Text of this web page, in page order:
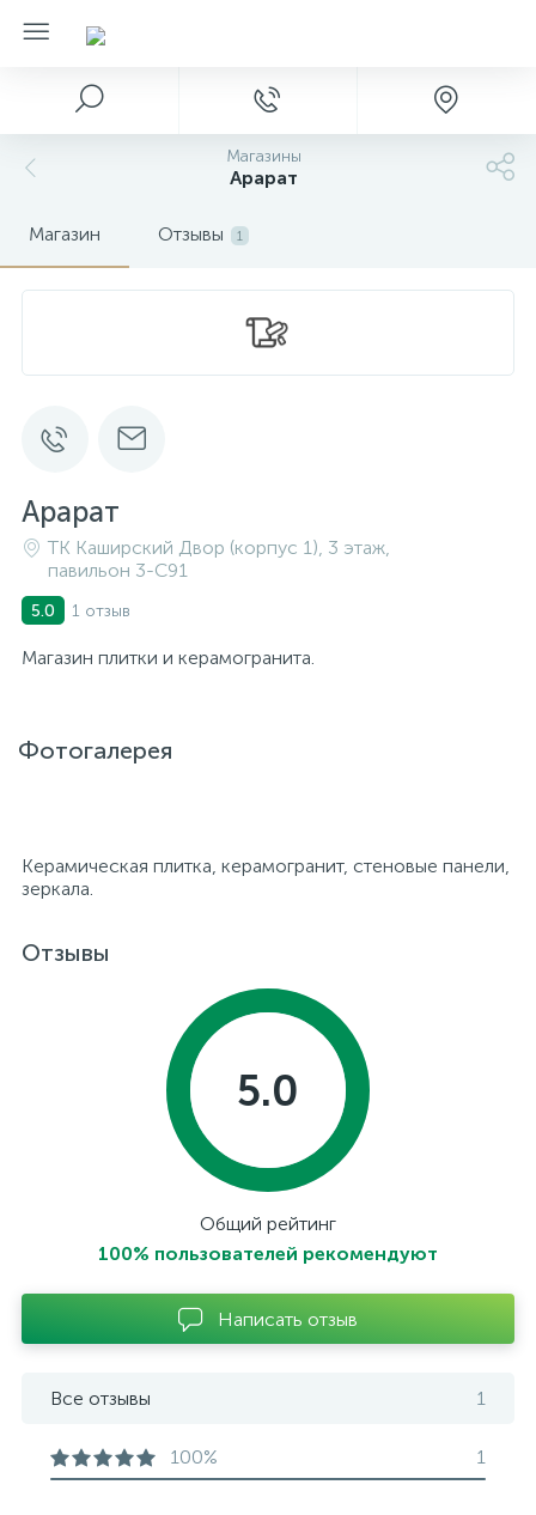
Магазины
Арарат
Магазин Отзывы 1
Арарат
ТК Каширский Двор (корпус 1), 3 этаж,
павильон 3-C91
5.0 1 отзыв
Магазин плитки и керамогранита.
Фотогалерея
Керамическая плитка, керамогранит, стеновые панели,
зеркала.
Отзывы
5.0
Общий рейтинг
100% пользователей рекомендуют
Написать отзыв
Все отзывы 1
100% 1